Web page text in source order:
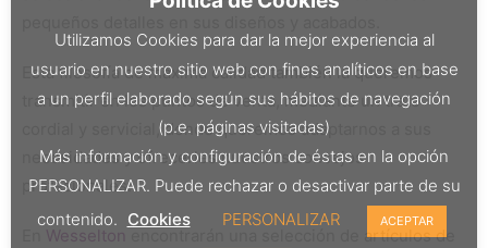
Esta filosofía de máxima calidad también la queremos
transmitir en los puntos de venta, mediante un trato
cordial y servicial, donde queremos adaptarnos a sus
necesidades y ofrecerles nuestros consejos
profesionales.
Wesselton
encontrarán una selección de artículos de
Utilizamos Cookies para dar la mejor experiencia al
usuario en nuestro sitio web con fines analíticos en base
a un perfil elaborado según sus hábitos de navegación
(p.e. páginas visitadas)
Más información y configuración de éstas en la opción
PERSONALIZAR. Puede rechazar o desactivar parte de su
contenido. Cookies PERSONALIZAR ACEPTAR